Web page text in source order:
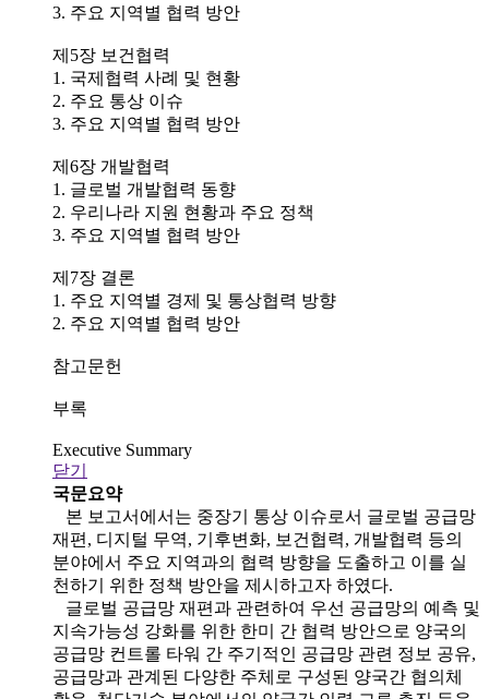
3. 주요 지역별 협력 방안
제5장 보건협력
1. 국제협력 사례 및 현황
2. 주요 통상 이슈
3. 주요 지역별 협력 방안
제6장 개발협력
1. 글로벌 개발협력 동향
2. 우리나라 지원 현황과 주요 정책
3. 주요 지역별 협력 방안
제7장 결론
1. 주요 지역별 경제 및 통상협력 방향
2. 주요 지역별 협력 방안
참고문헌
부록
Executive Summary
닫기
국문요약
본 보고서에서는 중장기 통상 이슈로서 글로벌 공급망
재편, 디지털 무역, 기후변화, 보건협력, 개발협력 등의
분야에서 주요 지역과의 협력 방향을 도출하고 이를 실
천하기 위한 정책 방안을 제시하고자 하였다.
글로벌 공급망 재편과 관련하여 우선 공급망의 예측 및
지속가능성 강화를 위한 한미 간 협력 방안으로 양국의
공급망 컨트롤 타워 간 주기적인 공급망 관련 정보 공유,
공급망과 관계된 다양한 주체로 구성된 양국간 협의체